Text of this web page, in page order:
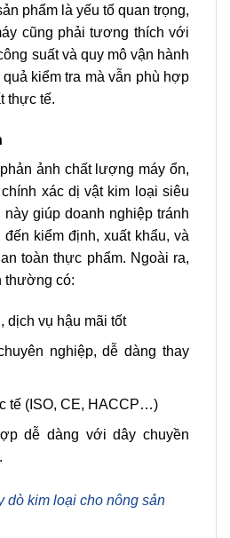
phẩm là yếu tố quan trọng,
cũng phải tương thích với
suất và quy mô vận hành
kiểm tra mà vẫn phù hợp
thực tế.
ảnh chất lượng máy ổn,
xác dị vật kim loại siêu
giúp doanh nghiệp tránh
kiểm định, xuất khẩu, và
toàn thực phẩm. Ngoài ra,
thường có:
dịch vụ hậu mãi tốt
nghiệp, dễ dàng thay
tế (ISO, CE, HACCP…)
dễ dàng với dây chuyền
dò kim loại cho nông sản